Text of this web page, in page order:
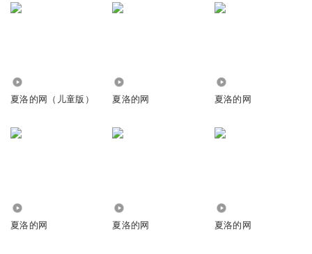
夏洛的网（儿童版） 夏洛的网 夏洛的网
夏洛的网 夏洛的网 夏洛的网